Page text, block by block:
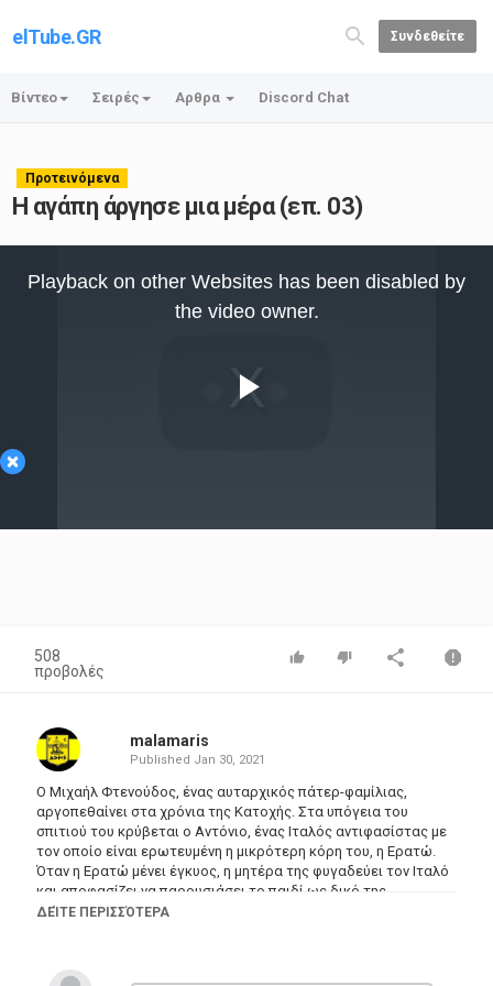
elTube.GR Συνδεθείτε
Βίντεο Σειρές Αρθρα Discord Chat
Προτεινόμενα
Η αγάπη άργησε μια μέρα (επ. 03)
×
Video
Playback on other Websites has been disabled by
the video owner.
508
προβολές
malamaris
Published Jan 30, 2021
Ο Μιχαήλ Φτενούδος, ένας αυταρχικός πάτερ-φαμίλιας,
αργοπεθαίνει στα χρόνια της Κατοχής. Στα υπόγεια του
σπιτιού του κρύβεται ο Αντόνιο, ένας Ιταλός αντιφασίστας με
τον οποίο είναι ερωτευμένη η μικρότερη κόρη του, η Ερατώ.
Όταν η Ερατώ μένει έγκυος, η μητέρα της φυγαδεύει τον Ιταλό
και αποφασίζει να παρουσιάσει το παιδί ως δικό της
προκειμένου να αποφευχθεί η οικογενειακή τραγωδία και η
καταπιεστική συμπεριφορά της σπρώχνει την Ερατώ σε
ΔΕΊΤΕ ΠΕΡΙΣΣΌΤΕΡΑ